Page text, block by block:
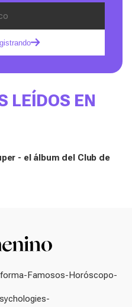
LEÍDOS EN
- el álbum del Club de
Famosos Horóscopo